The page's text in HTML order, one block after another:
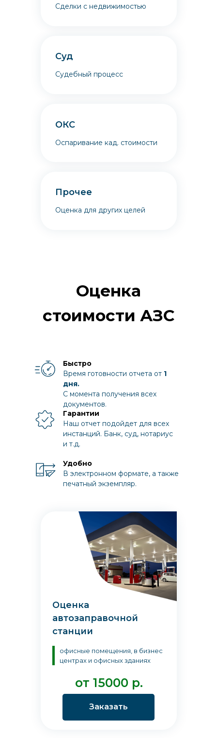
Сделки с недвижимостью
Суд
Судебный процесс
Оспаривание кад. стоимости
ОКС
Прочее
Оценка для других целей
Оценка
автозаправочной
станции
Заказать
офисные помещения, в бизнес
центрах и офисных зданиях
от 15000 р.
Оценка
стоимости АЗС
Быстро
Время готовности отчета от 1
дня.
С момента получения всех
документов.
Гарантии
Наш отчет подойдет для всех
инстанций. Банк, суд, нотариус
и т.д.
Удобно
В электронном формате, а также
печатный экземпляр.